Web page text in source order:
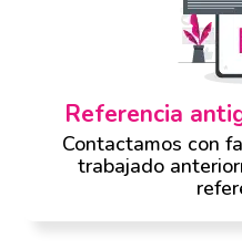
Referencia
Contactamos con
trabajado